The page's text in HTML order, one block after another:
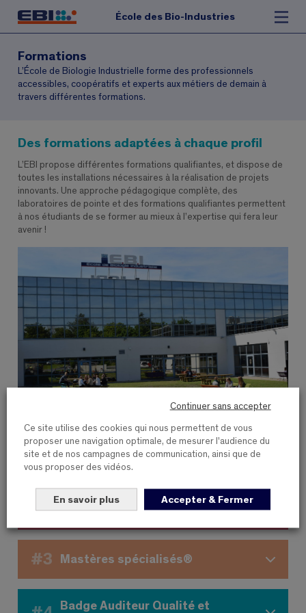
École des Bio-Industries
Formations
L’École de Biologie Industrielle forme des professionnels
accessibles, coopératifs et experts aux métiers de demain à
travers différentes formations.
Des formations adaptées à chaque profil
L’EBI propose différentes formations qualifiantes, et dispose de
toutes les installations nécessaires à la réalisation de projets
innovants. Une approche pédagogique complète, des
laboratoires de pointe et des formations qualifiantes permettent
à nos étudiants de se former au mieux à l’expertise qui fera leur
avenir !
#1 Bachelor Biotech Engineering
#2 Ingénieur Grande École
#3 Mastères spécialisés®
Badge Auditeur Qualité et
Continuer sans accepter
Ce site utilise des cookies qui nous permettent de vous
proposer une navigation optimale, de mesurer l'audience du
site et de nos campagnes de communication, ainsi que de
vous proposer des vidéos.
En savoir plus Accepter & Fermer